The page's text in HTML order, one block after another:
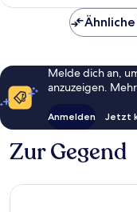
Melde dich an,
anzuzeigen.
Anmelden Jetzt
Zur Gegend